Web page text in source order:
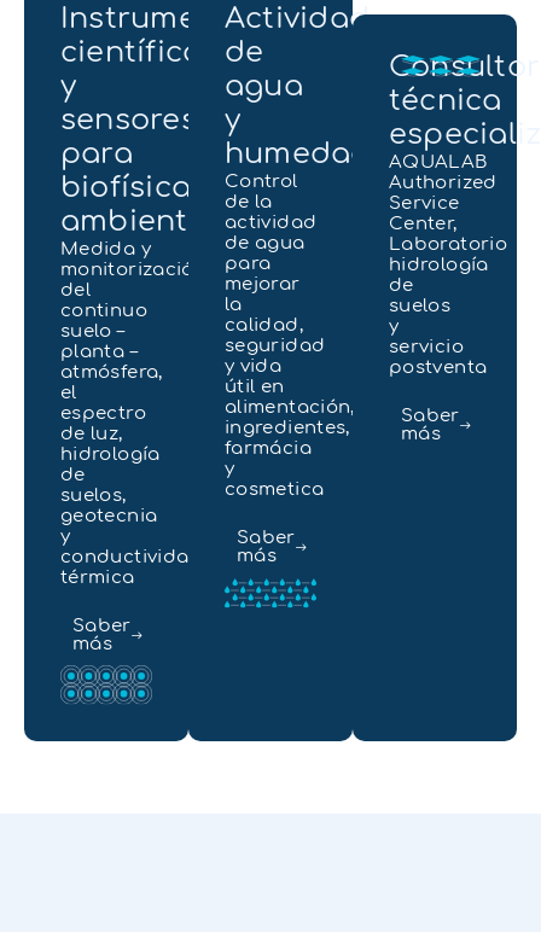
Instrumentación
científica
y
sensores
para
biofísica
ambiental
Medida y
monitorización
del
continuo
suelo –
planta –
atmósfera,
el
espectro
de luz,
hidrología
de
suelos,
geotecnia
y
conductividad
térmica
Saber
más
Actividad
de
agua
y
humedad
Control
de la
actividad
de agua
para
mejorar
la
calidad,
seguridad
y vida
útil en
alimentación,
ingredientes,
farmácia
y
cosmetica
Saber
más
técnica
AQUALAB
Authorized
Service
Center,
Laboratorio
hidrología
de
suelos
y
servicio
postventa
Saber
más